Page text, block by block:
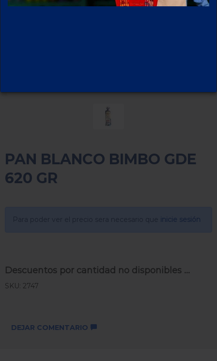
PAN BLANCO BIMBO GDE
620 GR
Para poder ver el precio sera necesario que
Descuentos por cantidad no disponibles ...
SKU: 2747
DEJAR COMENTARIO